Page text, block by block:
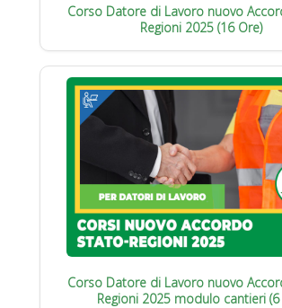
Corso Datore di Lavoro nuovo
Regioni 2025 (16 Ore)
Corso Datore di Lavoro nuovo
Regioni 2025 modulo cantieri